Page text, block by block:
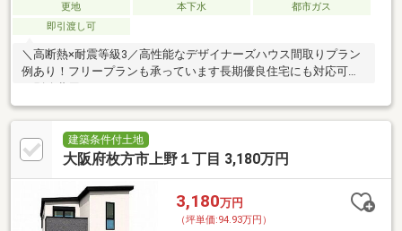
更地 本下水
都市ガス
即引渡し可
＼高断熱×耐震等級3／高性能なデザイナーズハウス間取りプラン
例あり！フリープランも承っています長期優良住宅にも対応可能
建築条件付土地
大阪府枚方市上野１丁目 3,180万円
3,180万円
（坪単価:94.93万円）